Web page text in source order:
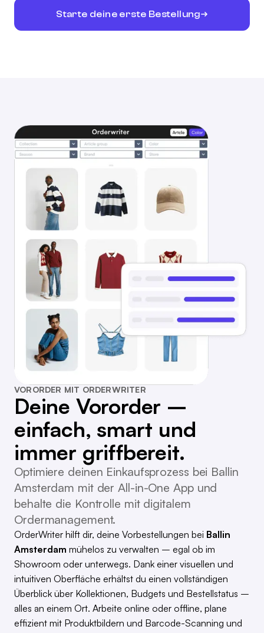
Starte deine erste Bestellung
VORORDER MIT ORDERWRITER
Deine Vororder –
einfach, smart und
immer griffbereit.
Optimiere deinen Einkaufsprozess bei Ballin
Amsterdam mit der All-in-One App und
behalte die Kontrolle mit digitalem
Ordermanagement.
OrderWriter hilft dir, deine Vorbestellungen bei Ballin
Amsterdam mühelos zu verwalten – egal ob im
Showroom oder unterwegs. Dank einer visuellen und
intuitiven Oberfläche erhältst du einen vollständigen
Überblick über Kollektionen, Budgets und Bestellstatus –
alles an einem Ort. Arbeite online oder offline, plane
effizient mit Produktbildern und Barcode-Scanning und